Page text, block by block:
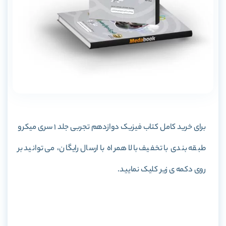
برای خرید کامل کتاب فیزیک دوازدهم تجربی جلد 1 سری میکرو
طبقه بندی با تخفیف بالا همراه با ارسال رایگان، می توانید بر
روی دکمه ی زیر کلیک نمایید.